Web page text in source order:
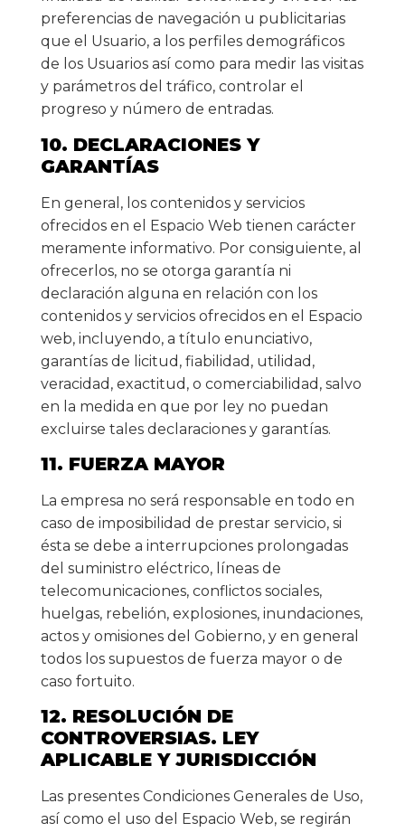
preferencias de navegación u publicitarias
que el Usuario, a los perfiles demográficos
de los Usuarios así como para medir las visitas
y parámetros del tráfico, controlar el
progreso y número de entradas.
10. DECLARACIONES Y
GARANTÍAS
En general, los contenidos y servicios
ofrecidos en el Espacio Web tienen carácter
meramente informativo. Por consiguiente, al
ofrecerlos, no se otorga garantía ni
declaración alguna en relación con los
contenidos y servicios ofrecidos en el Espacio
web, incluyendo, a título enunciativo,
garantías de licitud, fiabilidad, utilidad,
veracidad, exactitud, o comerciabilidad, salvo
en la medida en que por ley no puedan
excluirse tales declaraciones y garantías.
11. FUERZA MAYOR
La empresa no será responsable en todo en
caso de imposibilidad de prestar servicio, si
ésta se debe a interrupciones prolongadas
del suministro eléctrico, líneas de
telecomunicaciones, conflictos sociales,
huelgas, rebelión, explosiones, inundaciones,
actos y omisiones del Gobierno, y en general
todos los supuestos de fuerza mayor o de
caso fortuito.
12. RESOLUCIÓN DE
CONTROVERSIAS. LEY
APLICABLE Y JURISDICCIÓN
Las presentes Condiciones Generales de Uso,
así como el uso del Espacio Web, se regirán